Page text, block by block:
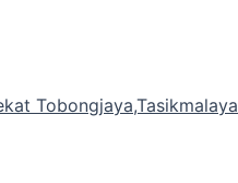
Tobongjaya,Tasikmalaya